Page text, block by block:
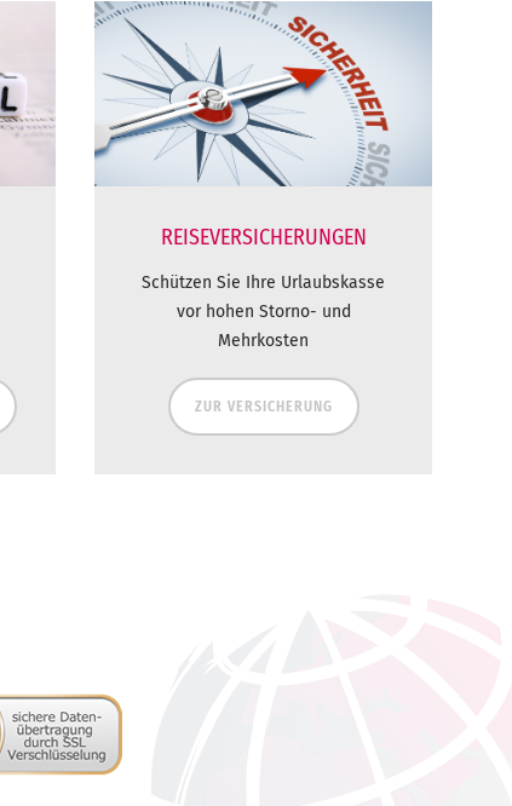
REISEVERSICHERUNGEN
Schützen Sie Ihre Urlaubskasse
vor hohen Storno- und
Mehrkosten
ZUR VERSICHERUNG